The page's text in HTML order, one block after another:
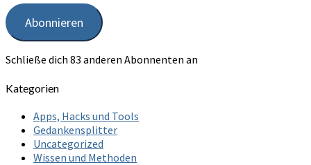
Adresse
Abonnieren
Schließe dich 83 anderen Abonnenten an
Kategorien
Apps, Hacks und Tools
Gedankensplitter
Uncategorized
Wissen und Methoden